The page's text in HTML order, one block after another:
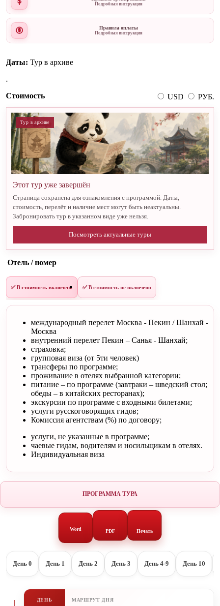
Подробная инструкция
Правила оплаты
Подробная инструкция
Даты: Тур в архиве
.
Стоимость
USD РУБ.
Тур в архиве
Этот тур уже завершён
Страница сохранена для ознакомления с программой. Даты,
стоимость, перелёт и наличие мест могут быть неактуальны.
Забронировать тур в указанном виде уже нельзя.
Посмотреть актуальные туры
Отель / номер
✅ В стоимость включено ✅ В стоимость не включено
международный перелет Москва - Пекин / Шанхай -
Москва
внутренний перелет Пекин – Санья - Шанхай;
страховка;
групповая виза (от 5ти человек)
трансферы по программе;
проживание в отелях выбранной категории;
питание – по программе (завтраки – шведский стол;
обеды – в китайских ресторанах);
экскурсии по программе с входными билетами;
услуги русскоговорящих гидов;
Комиссия агентствам (%) по договору;
услуги, не указанные в программе;
чаевые гидам, водителям и носильщикам в отелях.
Индивидуальная виза
ПРОГРАММА ТУРА
Word PDF Печать
День 0 День 1 День 2 День 3 День 4-9 День 10
ДЕНЬ МАРШРУТ ДНЯ